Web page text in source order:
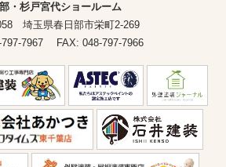
・杉戸宮代ショールーム
埼玉県春日部市栄町2-269
797-7967 FAX: 048-797-7966